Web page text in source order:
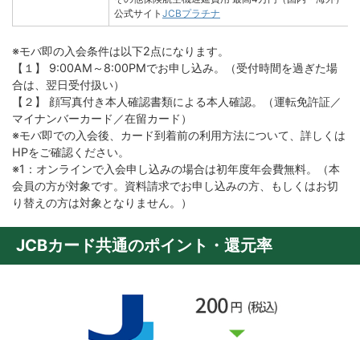
公式サイト JCBプラチナ
※モバ即の入会条件は以下2点になります。
【１】 9:00AM～8:00PMでお申し込み。（受付時間を過ぎた場
合は、翌日受付扱い）
【２】 顔写真付き本人確認書類による本人確認。（運転免許証／
マイナンバーカード／在留カード）
※モバ即での入会後、カード到着前の利用方法について、詳しくは
HPをご確認ください。
※1：オンラインで入会申し込みの場合は初年度年会費無料。（本
会員の方が対象です。資料請求でお申し込みの方、もしくはお切
り替えの方は対象となりません。）
JCBカード共通のポイント・還元率